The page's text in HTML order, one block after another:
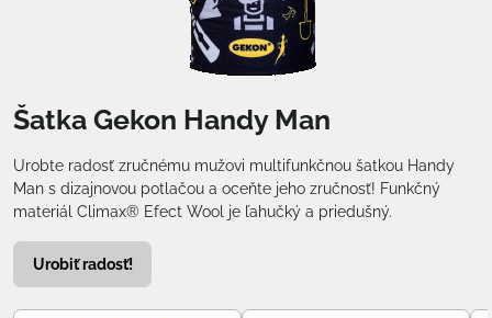
Šatka Gekon Handy Man
Urobte radosť zručnému mužovi multifunkčnou šatkou Handy
Man s dizajnovou potlačou a oceňte jeho zručnosť! Funkčný
materiál Climax® Efect Wool je ľahučký a priedušný.
Urobiť radosť!